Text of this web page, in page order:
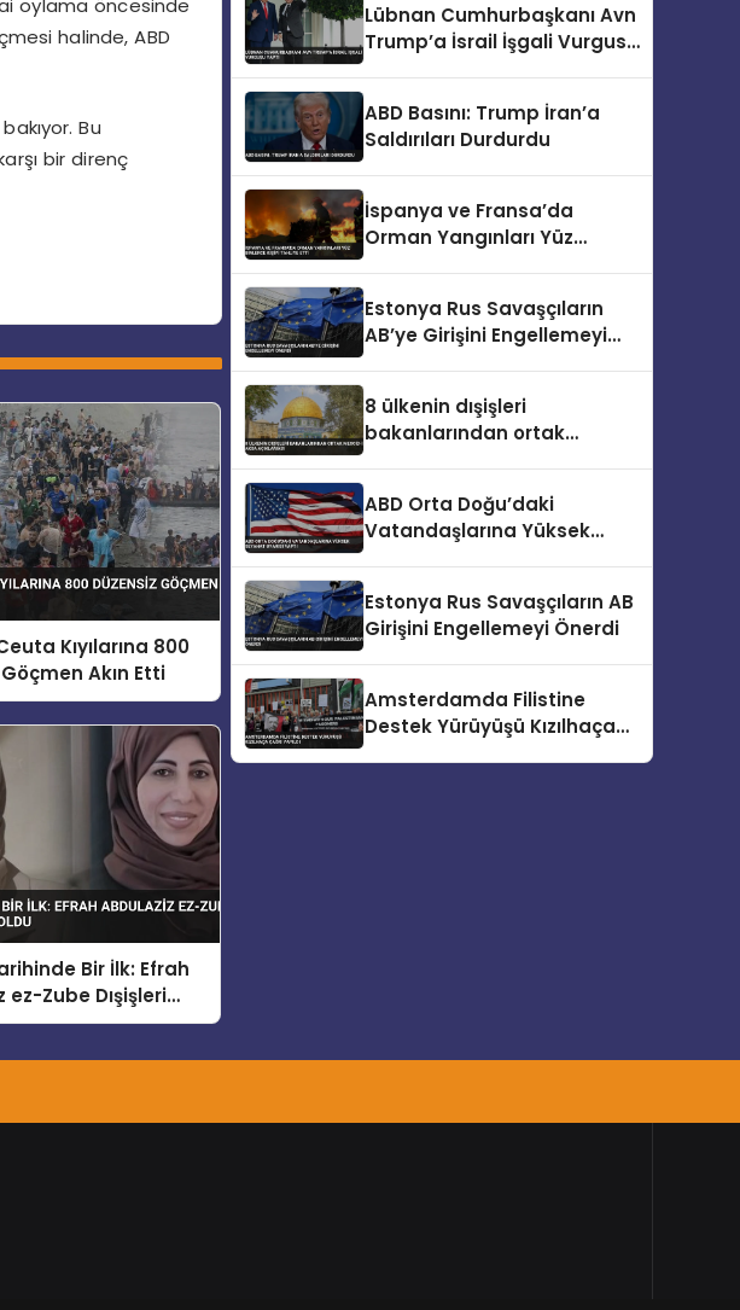
oylama öncesinde
halinde, ABD
Bu
bir direnç
Kıyılarına 800
Akın Etti
Bir İlk: Efrah
ez-Zube Dışişleri
Lübnan Cumhurbaşkanı Avn
Trump’a İsrail İşgali Vurgusu
ABD Basını: Trump İran’a
Saldırıları Durdurdu
İspanya ve Fransa’da
Orman Yangınları Yüz
Estonya Rus Savaşçıların
AB’ye Girişini Engellemeyi
8 ülkenin dışişleri
bakanlarından ortak
ABD Orta Doğu’daki
Vatandaşlarına Yüksek
Estonya Rus Savaşçıların AB
Girişini Engellemeyi Önerdi
Amsterdamda Filistine
Destek Yürüyüşü Kızılhaça